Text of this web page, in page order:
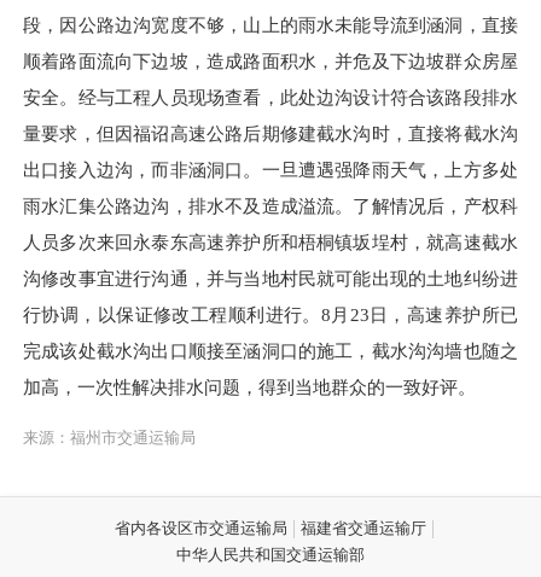
段，因公路边沟宽度不够，山上的雨水未能导流到涵洞，直接
顺着路面流向下边坡，造成路面积水，并危及下边坡群众房屋
安全。 经与工程人员现场查看，此处边沟设计符合该路段排水
量要求，但因福诏高速公路后期修建截水沟时，直接将截水沟
出口接入边沟，而非涵洞口。一旦遭遇强降雨天气，上方多处
雨水汇集公路边沟，排水不及造成溢流。 了解情况后，产权科
人员多次来回永泰东高速养护所和梧桐镇坂埕村，就高速截水
沟修改事宜进行沟通，并与当地村民就可能出现的土地纠纷进
行协调，以保证修改工程顺利进行。 8月23日，高速养护所已
完成该处截水沟出口顺接至涵洞口的施工，截水沟沟墙也随之
加高，一次性解决排水问题，得到当地群众的一致好评。
来源：福州市交通运输局
省内各设区市交通运输局
福建省交通运输厅
中华人民共和国交通运输部